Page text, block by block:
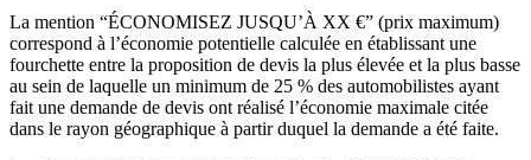
La mention “ÉCONOMISEZ JUSQU’À XX €” (prix maximum)
correspond à l’économie potentielle calculée en établissant une
fourchette entre la proposition de devis la plus élevée et la plus basse
au sein de laquelle un minimum de 25 % des automobilistes ayant
fait une demande de devis ont réalisé l’économie maximale citée
dans le rayon géographique à partir duquel la demande a été faite.